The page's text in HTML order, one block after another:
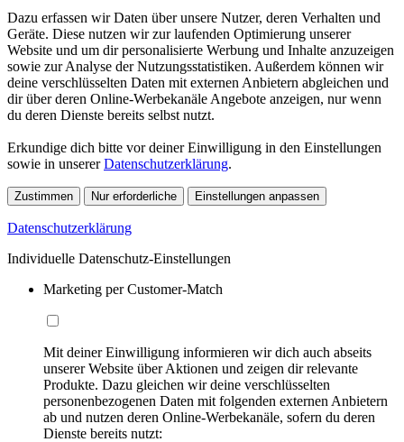
Dazu erfassen wir Daten über unsere Nutzer, deren Verhalten und
Geräte. Diese nutzen wir zur laufenden Optimierung unserer
Website und um dir personalisierte Werbung und Inhalte anzuzeigen
sowie zur Analyse der Nutzungsstatistiken. Außerdem können wir
deine verschlüsselten Daten mit externen Anbietern abgleichen und
dir über deren Online-Werbekanäle Angebote anzeigen, nur wenn
du deren Dienste bereits selbst nutzt.
Erkundige dich bitte vor deiner Einwilligung in den Einstellungen
sowie in unsererDatenschutzerklärung.
Zustimmen Nur erforderliche Einstellungen anpassen
Datenschutzerklärung
Individuelle Datenschutz-Einstellungen
Marketing per Customer-Match
Mit deiner Einwilligung informieren wir dich auch abseits
unserer Website über Aktionen und zeigen dir relevante
Produkte. Dazu gleichen wir deine verschlüsselten
personenbezogenen Daten mit folgenden externen Anbietern
ab und nutzen deren Online-Werbekanäle, sofern du deren
Dienste bereits nutzt: